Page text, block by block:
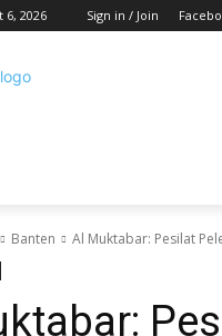
6, 2026 Sign in / Join
Banten Al Muktabar: Pesilat